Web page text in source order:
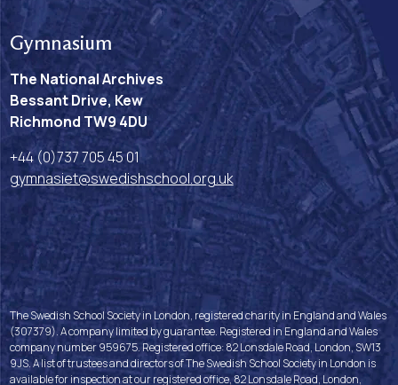
Gymnasium
The National Archives
Bessant Drive, Kew
Richmond TW9 4DU
+44 (0)737 705 45 01
gymnasiet@swedishschool.org.uk
The Swedish School Society in London, registered charity in England and Wales
(307379). A company limited by guarantee. Registered in England and Wales
company number 959675. Registered office: 82 Lonsdale Road, London, SW13
9JS. A list of trustees and directors of The Swedish School Society in London is
available for inspection at our registered office, 82 Lonsdale Road, London,